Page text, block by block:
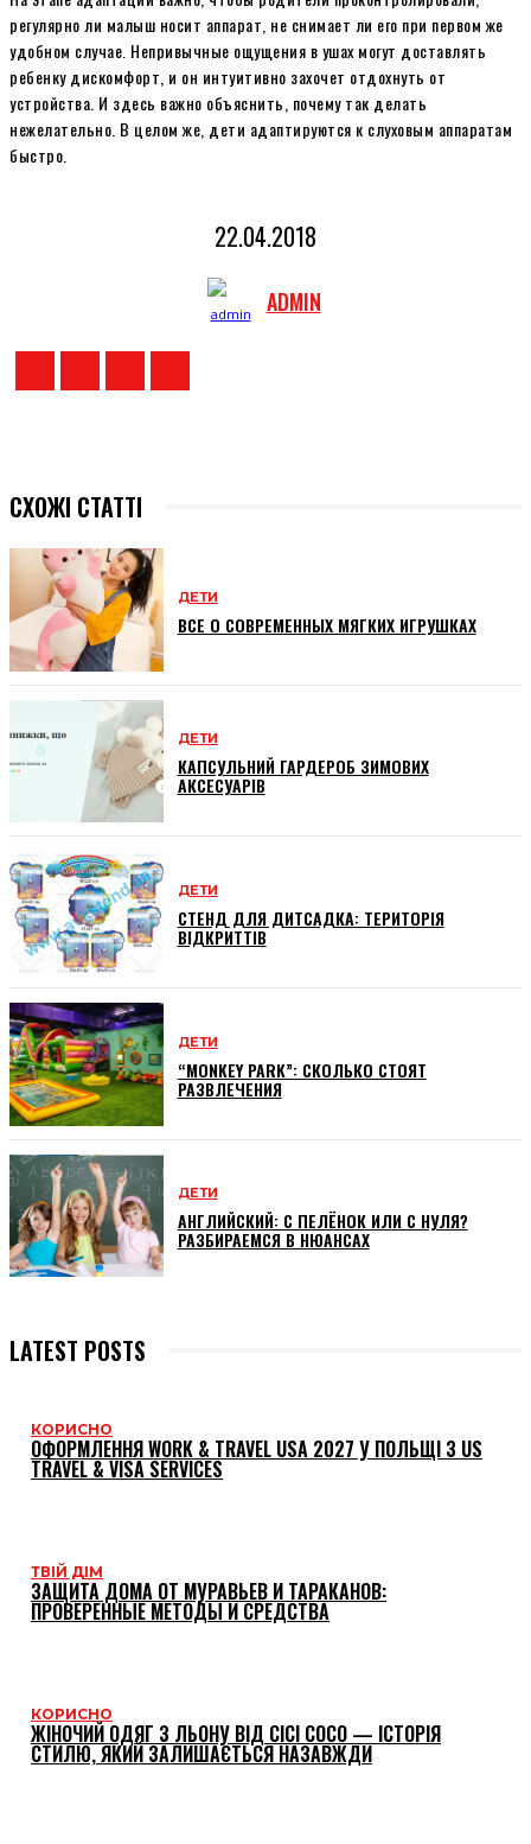
регулярно ли малыш носит аппарат, не снимает ли его при первом же
удобном случае. Непривычные ощущения в ушах могут доставлять
ребенку дискомфорт, и он интуитивно захочет отдохнуть от
устройства. И здесь важно объяснить, почему так делать
нежелательно. В целом же, дети адаптируются к слуховым аппаратам
быстро.
22.04.2018
ADMIN
СХОЖІ СТАТТІ
ДЕТИ
ВСЕ О СОВРЕМЕННЫХ МЯГКИХ ИГРУШКАХ
ДЕТИ
КАПСУЛЬНИЙ ГАРДЕРОБ ЗИМОВИХ
АКСЕСУАРІВ
ДЕТИ
СТЕНД ДЛЯ ДИТСАДКА: ТЕРИТОРІЯ
ВІДКРИТТІВ
ДЕТИ
“MONKEY PARK”: СКОЛЬКО СТОЯТ
РАЗВЛЕЧЕНИЯ
ДЕТИ
АНГЛИЙСКИЙ: С ПЕЛЁНОК ИЛИ С НУЛЯ?
РАЗБИРАЕМСЯ В НЮАНСАХ
LATEST POSTS
КОРИСНО
ОФОРМЛЕННЯ WORK & TRAVEL USA 2027 У ПОЛЬЩІ З US
TRAVEL & VISA SERVICES
ТВІЙ ДІМ
ЗАЩИТА ДОМА ОТ МУРАВЬЕВ И ТАРАКАНОВ:
ПРОВЕРЕННЫЕ МЕТОДЫ И СРЕДСТВА
КОРИСНО
ЖІНОЧИЙ ОДЯГ З ЛЬОНУ ВІД CICI COCO — ІСТОРІЯ
СТИЛЮ, ЯКИЙ ЗАЛИШАЄТЬСЯ НАЗАВЖДИ